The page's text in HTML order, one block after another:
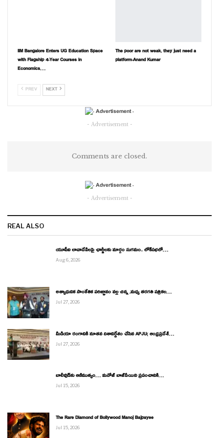
IIM Bangalore Enters UG Education Space
with Flagship 4-Year Courses in
Economics…
The poor are not weak, they just need a
platform-Anand Kumar
PREV NEXT
- Advertisement -
Comments are closed.
- Advertisement -
REAL ALSO
యూపీఐ లావాదేవీలపై ఛార్జీలకు మార్గం సుగమం.. లోక్‌సభలో…
Aug 6, 2026
అత్యాధునిక సాంకేతిక పరిజ్ఞానం వల్ల చిన్న ,మధ్య తరగతి పత్రికల…
Jul 27, 2026
మీడియా రంగానికి నూతన దిశానిర్దేశం చేసిన APJU( ఆంధ్రప్రదేశ్…
Jul 27, 2026
బాలీవుడ్‌కు ఆణిముత్యం… మనోజ్ బాజ్‌పేయిని ప్రపంచానికి…
Jul 15, 2026
The Rare Diamond of Bollywood Manoj Bajpayee
Jul 15, 2026